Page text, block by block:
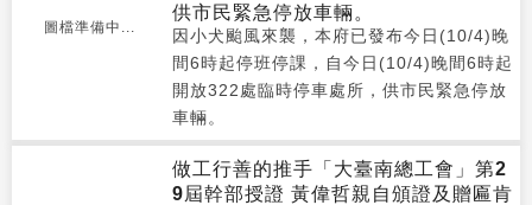
圖檔準備中...
供市民緊急停放車輛。
因小犬颱風來襲，本府已發布今日(10/4)晚
間6時起停班停課，自今日(10/4)晚間6時起
開放322處臨時停車處所，供市民緊急停放
車輛。
做工行善的推手「大臺南總工會」第2
9屆幹部授證 黃偉哲親自頒證及贈匾肯